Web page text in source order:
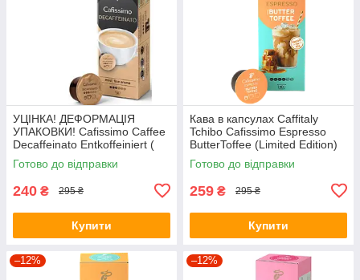
УЦІНКА! ДЕФОРМАЦІЯ
УПАКОВКИ! Cafissimo Caffee
Decaffeinato Entkoffeiniert (
упаковка 10 капсул)
Готово до відправки
240 ₴ 295 ₴
Купити
Кава в капсулах Caffitaly
Tchibo Cafissimo Espresso
ButterToffee (Limited Edition)
Готово до відправки
259 ₴ 295 ₴
Купити
–12% –12%